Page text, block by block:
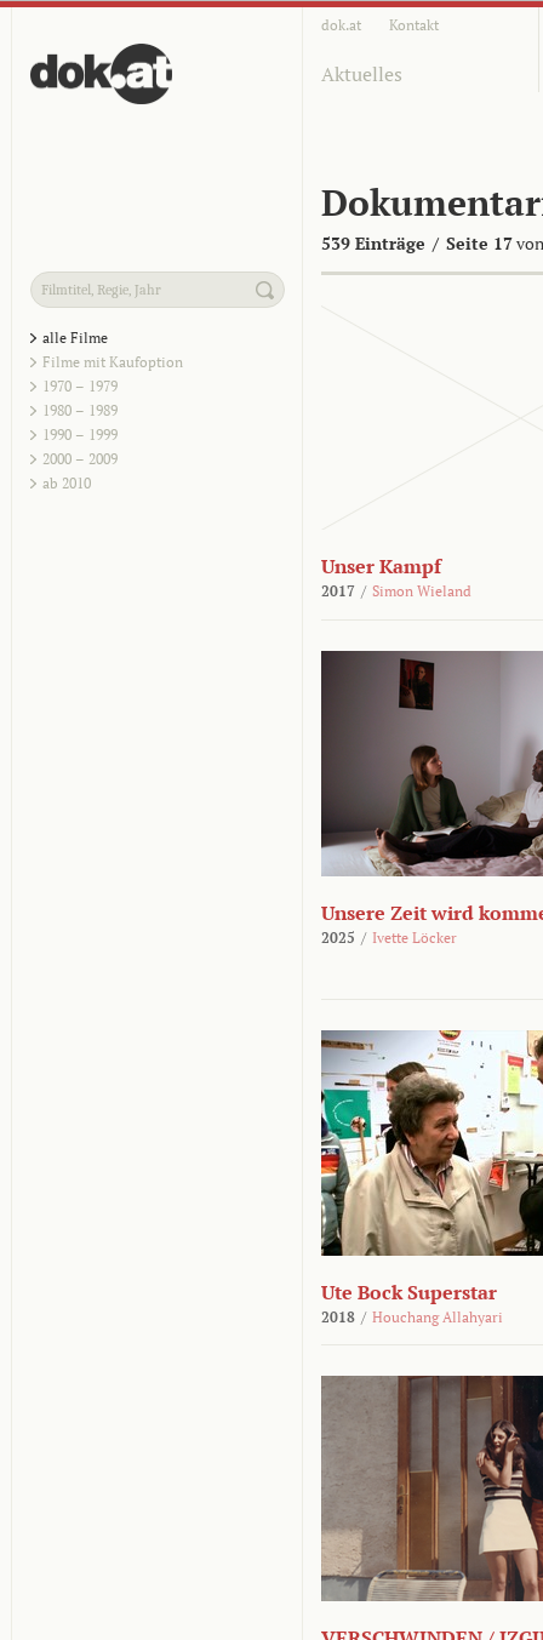
dok.at Kontakt
Aktuelles
539 Einträge / Seite 17
alle Filme
Filme mit Kaufoption
1970 – 1979
1980 – 1989
1990 – 1999
2000 – 2009
ab 2010
Unser Kampf
2017 / Simon Wieland
Unsere Zeit wird
2025 / Ivette Löcker
Ute Bock Superstar
2018 / Houchang Allahyari